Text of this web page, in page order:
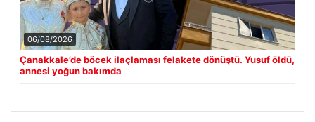
06/08/2026
Çanakkale’de böcek ilaçlaması felakete dönüştü. Yusuf öldü,
annesi yoğun bakımda